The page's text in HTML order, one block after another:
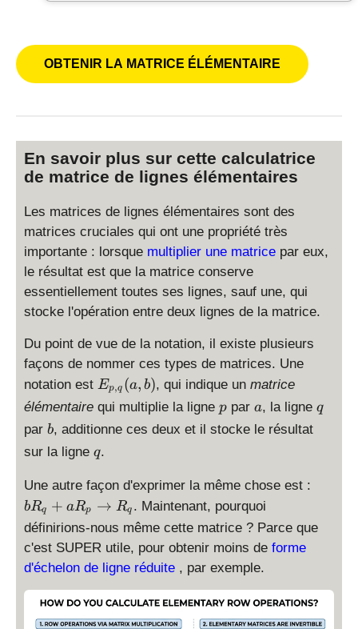
En savoir plus sur cette calculatrice
de matrice de lignes élémentaires
Les matrices de lignes élémentaires sont des
matrices cruciales qui ont une propriété très
importante : lorsque multiplier une matrice par eux,
le résultat est que la matrice conserve
essentiellement toutes ses lignes, sauf une, qui
stocke l'opération entre deux lignes de la matrice.
Du point de vue de la notation, il existe plusieurs
façons de nommer ces types de matrices. Une
notation est E
_
{
p
,
}
(
a
,
b
)
Ep,q (a, b), qui indique unmatrice
élémentaire qui multiplie la ligne p
p par a
a, la ligne q
q
par b
b, additionne ces deux et il stocke le résultat
sur la ligne q
q.
Une autre façon d'exprimer la même chose est :
{
+
a
R
bRq + aRp → Rq . Maintenant, pourquoi
définirions-nous même cette matrice ? Parce que
c'est SUPER utile, pour obtenir moins de forme
d'échelon de ligne réduite , par exemple.